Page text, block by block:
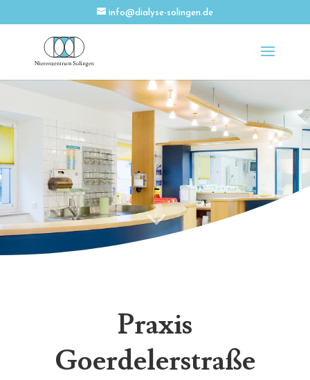
info@dialyse-solingen.de
3
Praxis
Goerdelerstraße